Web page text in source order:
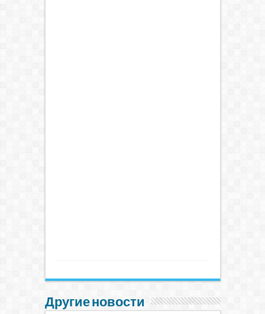
Другие новости